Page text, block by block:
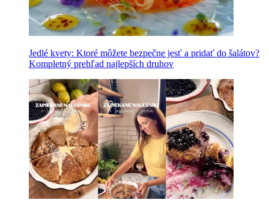
Jedlé kvety: Ktoré môžete bezpečne jesť a pridať do šalátov?
Kompletný prehľad najlepších druhov